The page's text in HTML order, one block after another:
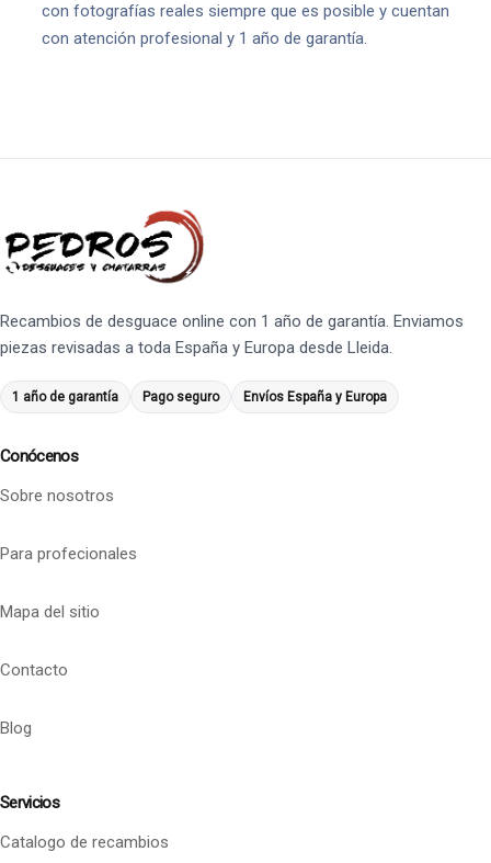
con fotografías reales siempre que es posible y cuentan
con atención profesional y 1 año de garantía.
Recambios de desguace online con 1 año de garantía. Enviamos
piezas revisadas a toda España y Europa desde Lleida.
1 año de garantía Pago seguro Envíos España y Europa
Conócenos
Sobre nosotros
Para profecionales
Mapa del sitio
Contacto
Blog
Servicios
Catalogo de recambios